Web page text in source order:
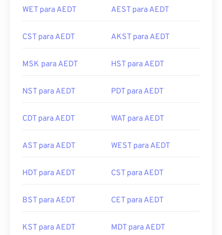
WET para AEDT AEST para AEDT
CST para AEDT AKST para AEDT
MSK para AEDT HST para AEDT
NST para AEDT PDT para AEDT
CDT para AEDT WAT para AEDT
AST para AEDT WEST para AEDT
HDT para AEDT CST para AEDT
BST para AEDT CET para AEDT
KST para AEDT MDT para AEDT